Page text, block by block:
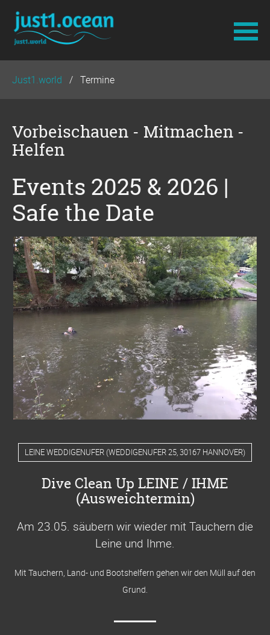
überspringen
Just1.world Termine
Vorbeischauen - Mitmachen -
Helfen
Events 2025 & 2026 |
Safe the Date
LEINE WEDDIGENUFER (WEDDIGENUFER 25, 30167 HANNOVER)
Dive Clean Up LEINE / IHME
(Ausweichtermin)
Am 23.05. säubern wir wieder mit Tauchern die
Leine und Ihme.
Mit Tauchern, Land- und Bootshelfern gehen wir den Müll auf den
Grund.